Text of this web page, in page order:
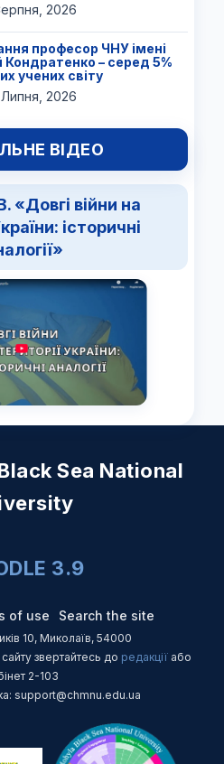
2026
професор ЧНУ імені
– серед 5%
учених світу
2026
ВІДЕО
«Довгі війни на
історичні
Sea National
3.9
of use Search the site
10, Миколаїв, 54000
звертайтесь до редакції або
2-103
support@chmnu.edu.ua